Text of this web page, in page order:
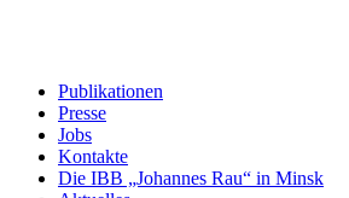
Publikationen
Presse
Jobs
Kontakte
Die IBB „Johannes Rau“ in Minsk